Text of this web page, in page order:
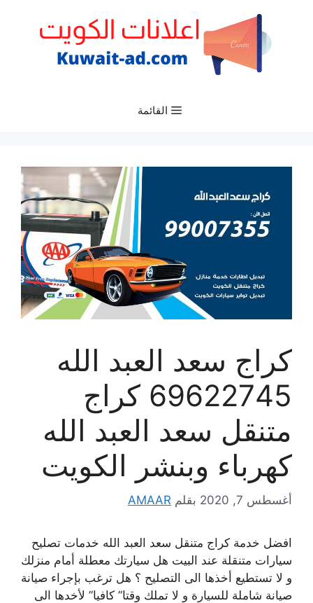
القائمة
كراج سعد العبد الله
69622745 كراج
متنقل سعد العبد الله
كهرباء وبنشر الكويت
أغسطس 7, 2020 بقلم AMAAR
افضل خدمة كراج متنقل سعد العبد الله خدمات تصليح
سيارات متنقلة عند البيت هل سيارتك معطلة أمام منزلك
و لا تستطيع أخذها الى التصليح ؟ هل ترغب بإجراء صيانة
صيانة شاملة للسيارة و لا تملك وقتا” كافيا” لأخدها الى